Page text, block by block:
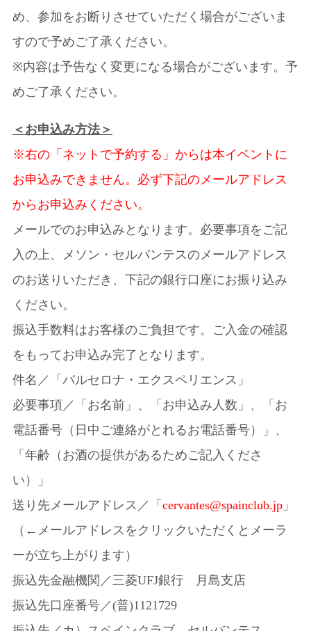
め、参加をお断りさせていただく場合がございま
すので予めご了承ください。
※内容は予告なく変更になる場合がございます。予
めご了承ください。
＜お申込み方法＞
※右の「ネットで予約する」からは本イベントに
お申込みできません。必ず下記のメールアドレス
からお申込みください。
メールでのお申込みとなります。必要事項をご記
入の上、メソン・セルバンテスのメールアドレス
のお送りいただき、下記の銀行口座にお振り込み
ください。
振込手数料はお客様のご負担です。ご入金の確認
をもってお申込み完了となります。
件名／「バルセロナ・エクスペリエンス」
必要事項／「お名前」、「お申込み人数」、「お
電話番号（日中ご連絡がとれるお電話番号）」、
「年齢（お酒の提供があるためご記入くださ
い）」
送り先メールアドレス／「 cervantes@spainclub.jp 」
（←メールアドレスをクリックいただくとメーラ
ーが立ち上がります）
振込先金融機関／三菱UFJ銀行 月島支店
振込先口座番号／(普)1121729